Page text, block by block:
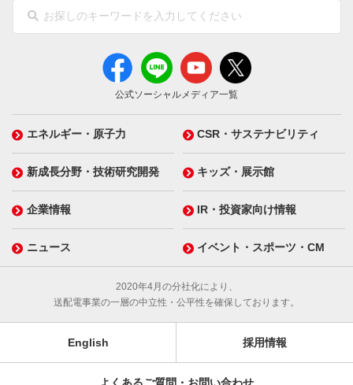
公式ソーシャルメディア一覧
エネルギー・原子力 CSR・サステナビリティ
新成長分野・技術研究開発 キッズ・展示館
企業情報 IR・投資家向け情報
ニュース イベント・スポーツ・CM
2020年4月の分社化により、
送配電事業の一層の中立性・公平性を確保しております。
English 採用情報
よくあるご質問・お問い合わせ